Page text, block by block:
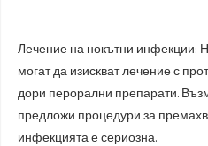
Лечение на нокътни инфекции:
могат да изискват лечение с
дори перорални препарати.
предложи процедури за
инфекцията е сериозна.